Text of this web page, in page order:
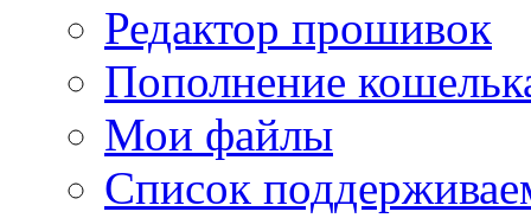
Редактор прошивок
Пополнение
Мои файлы
Список